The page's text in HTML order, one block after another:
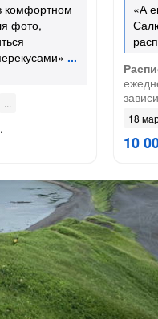
комфортном
фото,
«А
18
10